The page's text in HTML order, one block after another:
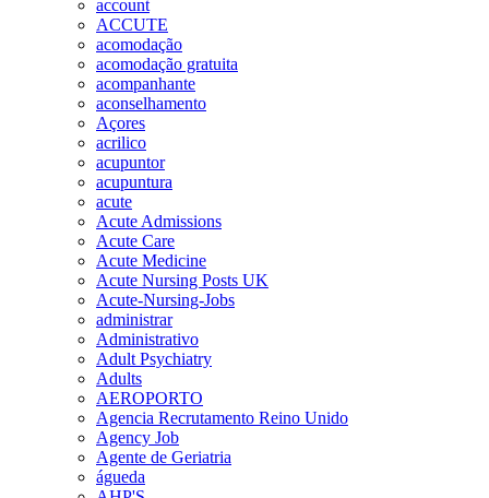
account
ACCUTE
acomodação
acomodação gratuita
acompanhante
aconselhamento
Açores
acrilico
acupuntor
acupuntura
acute
Acute Admissions
Acute Care
Acute Medicine
Acute Nursing Posts UK
Acute-Nursing-Jobs
administrar
Administrativo
Adult Psychiatry
Adults
AEROPORTO
Agencia Recrutamento Reino Unido
Agency Job
Agente de Geriatria
águeda